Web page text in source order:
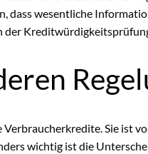
dass wesentliche
Sie ist
wichtig ist die